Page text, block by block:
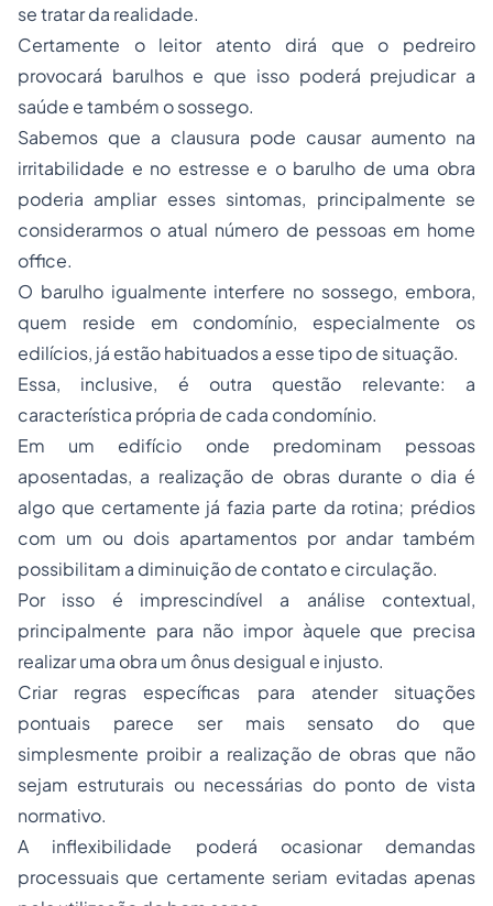
se tratar da realidade.
Certamente o leitor atento dirá que o pedreiro
provocará barulhos e que isso poderá prejudicar a
saúde e também o sossego.
Sabemos que a clausura pode causar aumento na
irritabilidade e no estresse e o barulho de uma obra
poderia ampliar esses sintomas, principalmente se
considerarmos o atual número de pessoas em home
office.
O barulho igualmente interfere no sossego, embora,
quem reside em condomínio, especialmente os
edilícios, já estão habituados a esse tipo de situação.
Essa, inclusive, é outra questão relevante: a
característica própria de cada condomínio.
Em um edifício onde predominam pessoas
aposentadas, a realização de obras durante o dia é
algo que certamente já fazia parte da rotina; prédios
com um ou dois apartamentos por andar também
possibilitam a diminuição de contato e circulação.
Por isso é imprescindível a análise contextual,
principalmente para não impor àquele que precisa
realizar uma obra um ônus desigual e injusto.
Criar regras específicas para atender situações
pontuais parece ser mais sensato do que
simplesmente proibir a realização de obras que não
sejam estruturais ou necessárias do ponto de vista
normativo.
A inflexibilidade poderá ocasionar demandas
processuais que certamente seriam evitadas apenas